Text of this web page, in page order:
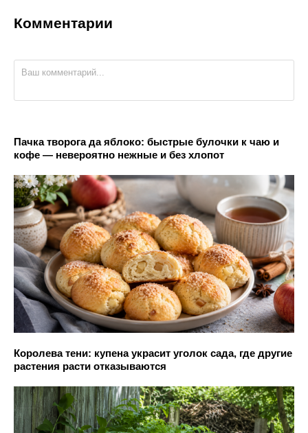
Комментарии
Пачка творога да яблоко: быстрые булочки к чаю и
кофе — невероятно нежные и без хлопот
Королева тени: купена украсит уголок сада, где другие
растения расти отказываются